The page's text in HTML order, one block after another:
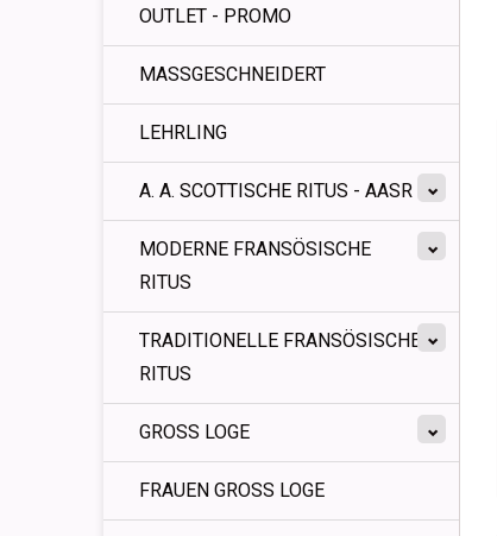
OUTLET - PROMO
MASSGESCHNEIDERT
LEHRLING
A. A. SCOTTISCHE RITUS - AASR
MODERNE FRANSÖSISCHE
RITUS
TRADITIONELLE FRANSÖSISCHE
RITUS
GROSS LOGE
FRAUEN GROSS LOGE